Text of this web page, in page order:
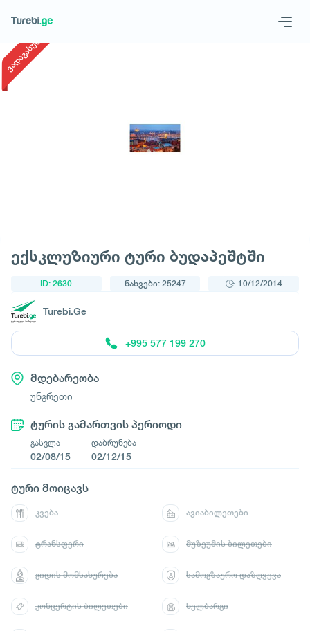
ვადაგასული
ექსკლუზიური ტური ბუდაპეშტში
ID: 2630 ნახვები: 25247 10/12/2014
Turebi.Ge
+995 577 199 270
მდებარეობა
უნგრეთი
ტურის გამართვის პერიოდი
გასვლა
02/08/15
დაბრუნება
02/12/15
ტური მოიცავს
კვება ავიაბილეთები
ტრანსფერი მუზეუმის ბილეთები
გიდის მომსახურება სამოგზაურო დაზღვევა
კონცერტის ბილეთები ხელბარგი